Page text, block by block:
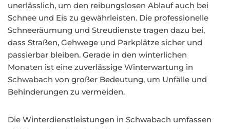
unerlässlich, um den reibungslosen Ablauf auch bei
Schnee und Eis zu gewährleisten. Die professionelle
Schneeräumung und Streudienste tragen dazu bei,
dass Straßen, Gehwege und Parkplätze sicher und
passierbar bleiben. Gerade in den winterlichen
Monaten ist eine zuverlässige Winterwartung in
Schwabach von großer Bedeutung, um Unfälle und
Behinderungen zu vermeiden.
Die Winterdienstleistungen in Schwabach umfassen